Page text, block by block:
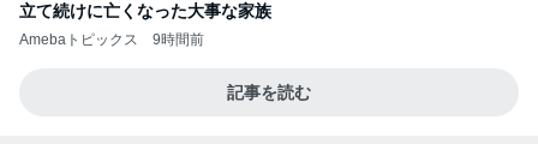
立て続けに亡くなった大事な家族
Amebaトピックス 9時間前
記事を読む